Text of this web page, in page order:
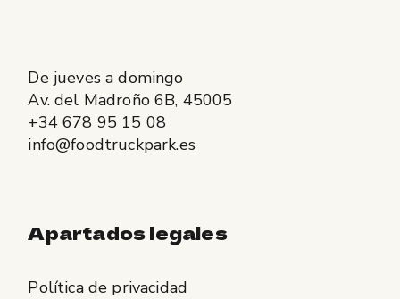
De jueves a domingo
Av. del Madroño 6B, 45005
+34 678 95 15 08
info@foodtruckpark.es
Apartados legales
Política de privacidad